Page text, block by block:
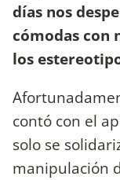
días nos
cómodas con
los
contó con el
solo se
manipulación